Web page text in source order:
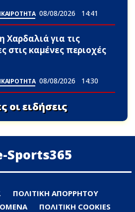
08/08/2026 14:41
για τις
στις καμένες περιοχές
08/08/2026 14:30
οι ειδήσεις
Sports365
ΠΟΛΙΤΙΚΗ ΑΠΟΡΡΗΤΟΥ
ΠΟΛΙΤΙΚΗ COOKIES